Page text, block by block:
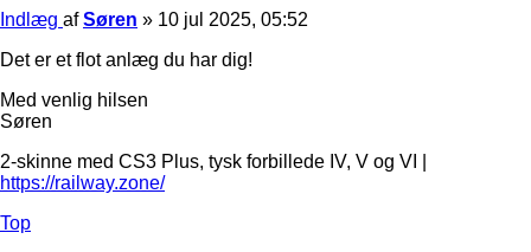
Indlæg afSøren » 10 jul 2025, 05:52
Det er et flot anlæg du har dig!
Med venlig hilsen
Søren
2-skinne med CS3 Plus, tysk forbillede IV, V og VI |
https://railway.zone/
Top